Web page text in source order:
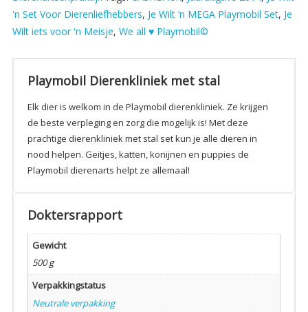
'n Set Voor Dierenliefhebbers, Je Wilt ‘n MEGA Playmobil Set, Je
Wilt iets voor 'n Meisje, We all ♥ Playmobil©
Playmobil Dierenkliniek met stal
Elk dier is welkom in de Playmobil dierenkliniek. Ze krijgen
de beste verpleging en zorg die mogelijk is! Met deze
prachtige dierenkliniek met stal set kun je alle dieren in
nood helpen. Geitjes, katten, konijnen en puppies de
Playmobil dierenarts helpt ze allemaal!
Doktersrapport
Gewicht
500 g
Verpakkingstatus
Neutrale verpakking